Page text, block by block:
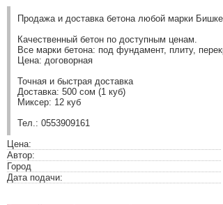
Продажа и доставка бетона любой марки
Качественный бетон по доступным ценам.
Все марки бетона: под фундамент, плиту,
Цена: договорная
Точная и быстрая доставка
Доставка: 500 сом (1 куб)
Миксер: 12 куб
Тел.: 0553909161
Цена:
Автор:
Город
Дата подачи: